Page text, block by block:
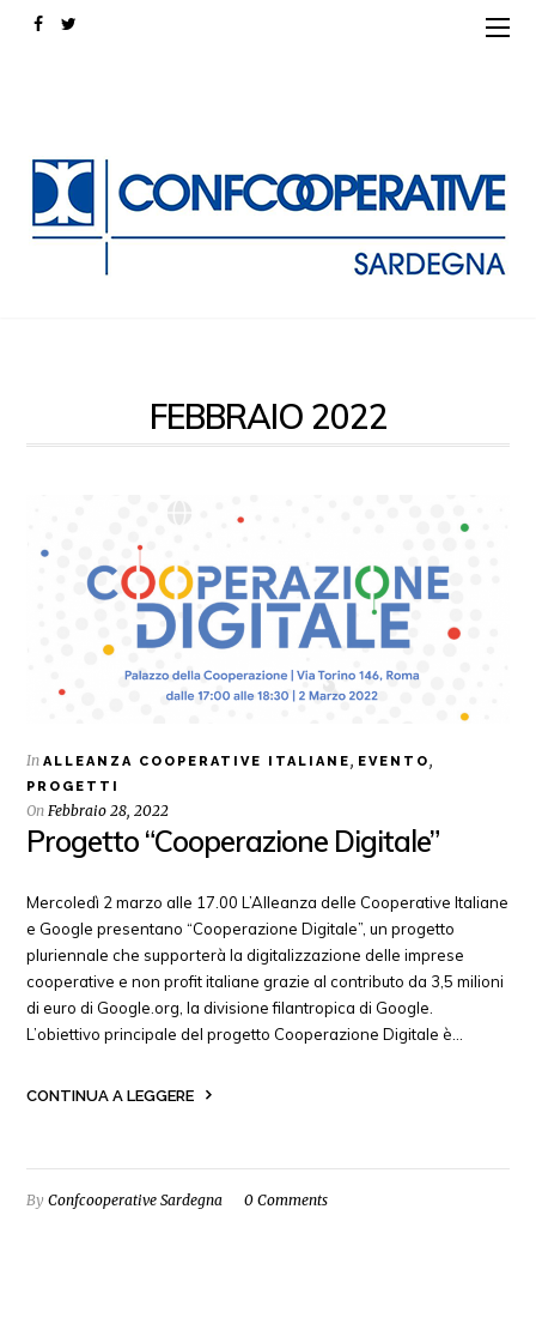
FEBBRAIO 2022
InALLEANZA COOPERATIVE ITALIANE , EVENTO ,
PROGETTI
On Febbraio 28, 2022
Progetto “Cooperazione Digitale”
Mercoledì 2 marzo alle 17.00 L’Alleanza delle Cooperative Italiane
e Google presentano “Cooperazione Digitale”, un progetto
pluriennale che supporterà la digitalizzazione delle imprese
cooperative e non profit italiane grazie al contributo da 3,5 milioni
di euro di Google.org, la divisione filantropica di Google.
L’obiettivo principale del progetto Cooperazione Digitale è…
CONTINUA A LEGGERE
ByConfcooperative Sardegna 0 Comments